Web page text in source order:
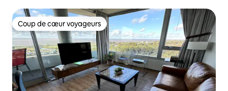
Coup de cœur voyageurs
Coup de cœur voyageurs